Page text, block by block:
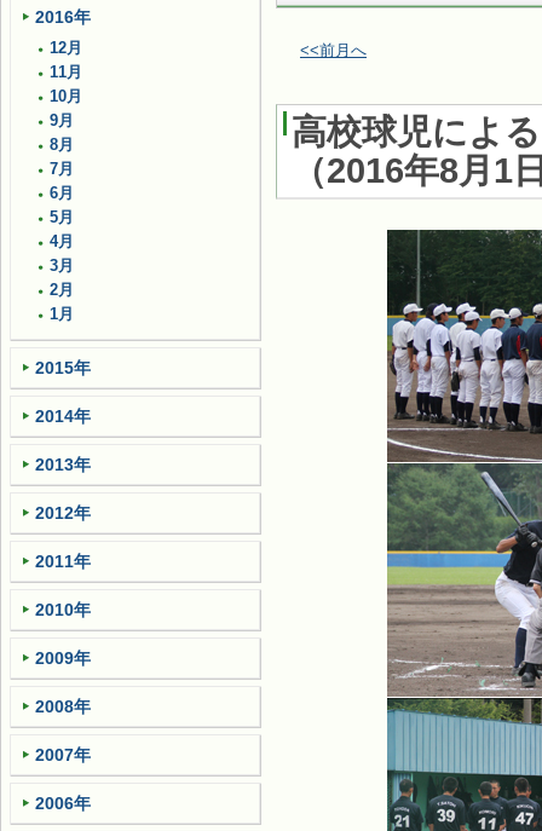
<<前月へ
高校球児によ
（2016年8月1
2016年
12月
11月
10月
9月
8月
7月
6月
5月
4月
3月
2月
1月
2015年
2014年
2013年
2012年
2011年
2010年
2009年
2008年
2007年
2006年